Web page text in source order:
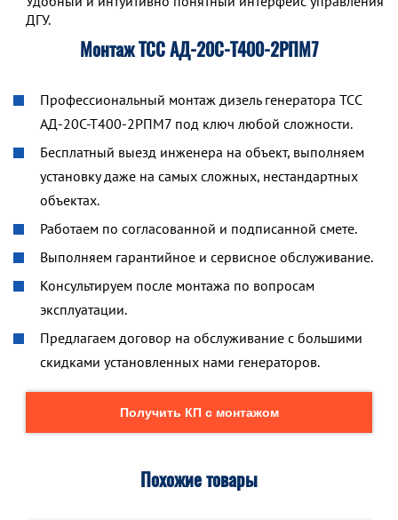
ДГУ.
Монтаж ТСС АД-20С-Т400-2РПМ7
Профессиональный монтаж дизель генератора ТСС
АД-20С-Т400-2РПМ7 под ключ любой сложности.
Бесплатный выезд инженера на объект, выполняем
установку даже на самых сложных, нестандартных
объектах.
Работаем по согласованной и подписанной смете.
Выполняем гарантийное и сервисное обслуживание.
Консультируем после монтажа по вопросам
эксплуатации.
Предлагаем договор на обслуживание с большими
скидками установленных нами генераторов.
Получить КП с монтажом
Похожие товары